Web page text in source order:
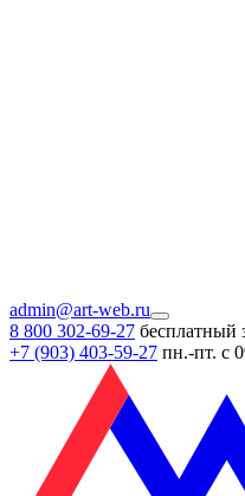
admin@art-web.ru
8 800 302-69-27 бесплатный
+7 (903) 403-59-27 пн.-пт. с